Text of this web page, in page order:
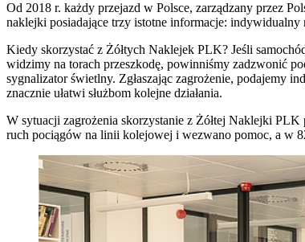
Od 2018 r. każdy przejazd w Polsce, zarządzany przez
naklejki posiadające trzy istotne informacje:
Kiedy skorzystać z Żółtych Naklejek PLK? Jeśli
widzimy na torach przeszkodę, powinniśmy zadzwonić
sygnalizator świetlny. Zgłaszając zagrożenie, podajemy
znacznie ułatwi służbom kolejne działania.
W sytuacji zagrożenia skorzystanie z Żółtej Naklejki
ruch pociągów na linii kolejowej i wezwano pomoc, a w